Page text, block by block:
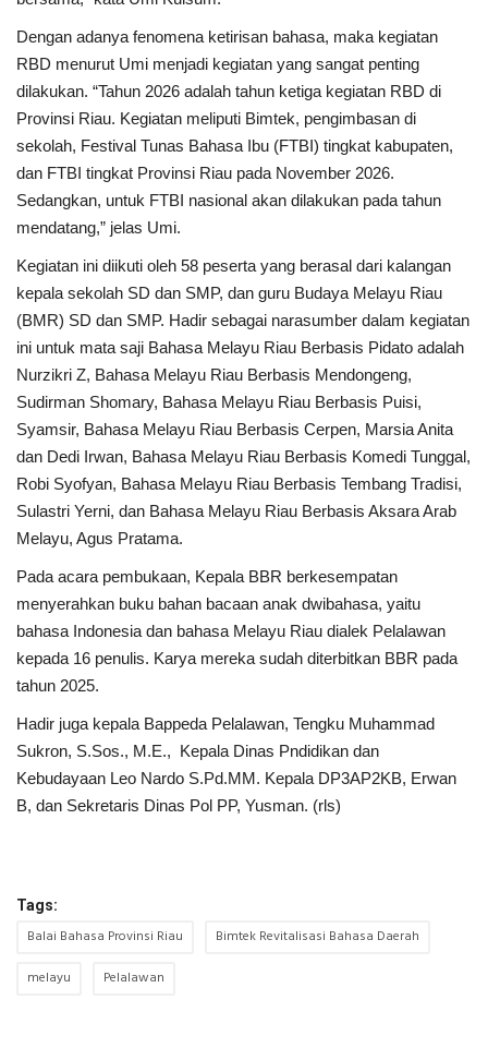
Dengan adanya fenomena ketirisan bahasa, maka kegiatan
RBD menurut Umi menjadi kegiatan yang sangat penting
dilakukan. “Tahun 2026 adalah tahun ketiga kegiatan RBD di
Provinsi Riau. Kegiatan meliputi Bimtek, pengimbasan di
sekolah, Festival Tunas Bahasa Ibu (FTBI) tingkat kabupaten,
dan FTBI tingkat Provinsi Riau pada November 2026.
Sedangkan, untuk FTBI nasional akan dilakukan pada tahun
mendatang,” jelas Umi.
Kegiatan ini diikuti oleh 58 peserta yang berasal dari kalangan
kepala sekolah SD dan SMP, dan guru Budaya Melayu Riau
(BMR) SD dan SMP. Hadir sebagai narasumber dalam kegiatan
ini untuk mata saji Bahasa Melayu Riau Berbasis Pidato adalah
Nurzikri Z, Bahasa Melayu Riau Berbasis Mendongeng,
Sudirman Shomary, Bahasa Melayu Riau Berbasis Puisi,
Syamsir, Bahasa Melayu Riau Berbasis Cerpen, Marsia Anita
dan Dedi Irwan, Bahasa Melayu Riau Berbasis Komedi Tunggal,
Robi Syofyan, Bahasa Melayu Riau Berbasis Tembang Tradisi,
Sulastri Yerni, dan Bahasa Melayu Riau Berbasis Aksara Arab
Melayu, Agus Pratama.
Pada acara pembukaan, Kepala BBR berkesempatan
menyerahkan buku bahan bacaan anak dwibahasa, yaitu
bahasa Indonesia dan bahasa Melayu Riau dialek Pelalawan
kepada 16 penulis. Karya mereka sudah diterbitkan BBR pada
tahun 2025.
Hadir juga kepala Bappeda Pelalawan, Tengku Muhammad
Sukron, S.Sos., M.E., Kepala Dinas Pndidikan dan
Kebudayaan Leo Nardo S.Pd.MM. Kepala DP3AP2KB, Erwan
B, dan Sekretaris Dinas Pol PP, Yusman. (rls)
Tags:
Balai Bahasa Provinsi Riau
Bimtek Revitalisasi Bahasa Daerah
melayu
Pelalawan